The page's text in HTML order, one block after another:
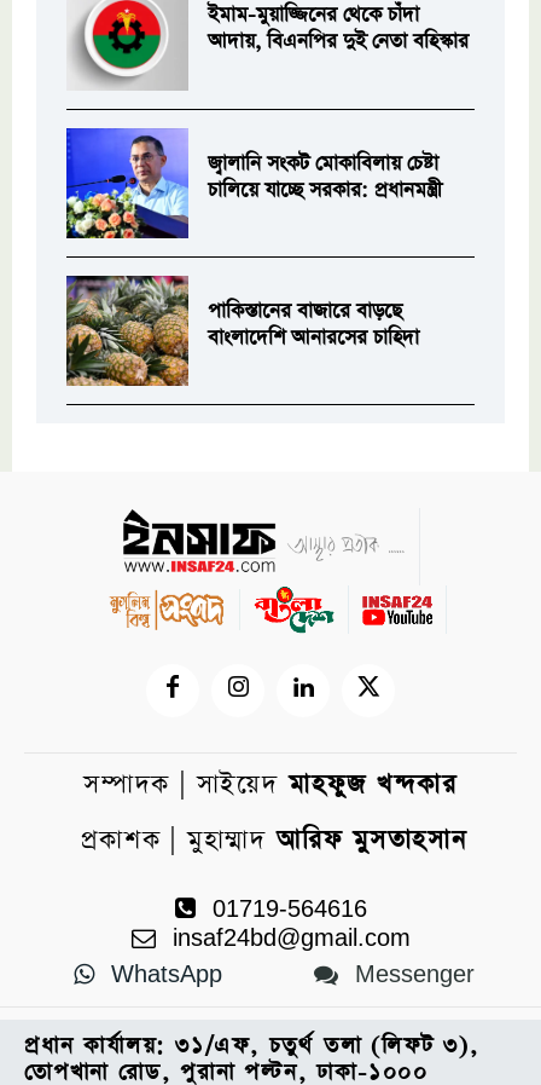
ইমাম-মুয়াজ্জিনের থেকে চাঁদা
আদায়, বিএনপির দুই নেতা বহিস্কার
জ্বালানি সংকট মোকাবিলায় চেষ্টা
চালিয়ে যাচ্ছে সরকার: প্রধানমন্ত্রী
পাকিস্তানের বাজারে বাড়ছে
বাংলাদেশি আনারসের চাহিদা
সম্পাদক | সাইয়েদমাহফুজ খন্দকার
প্রকাশক | মুহাম্মাদআরিফ মুসতাহসান
01719-564616
insaf24bd@gmail.com
WhatsApp
Messenger
প্রধান কার্যালয়: ৩১/এফ, চতুর্থ তলা (লিফট ৩),
তোপখানা রোড, পুরানা পল্টন, ঢাকা-১০০০